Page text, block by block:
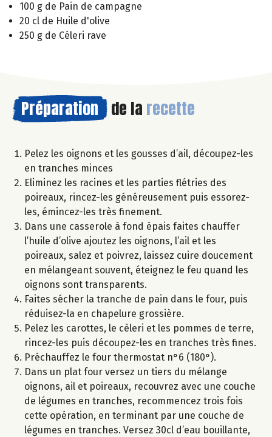
100 g de Pain de campagne
20 cl de Huile d'olive
250 g de Céleri rave
Préparation de la recette
Pelez les oignons et les gousses d’ail, découpez-les
en tranches minces
Eliminez les racines et les parties flétries des
poireaux, rincez-les généreusement puis essorez-
les, émincez-les très finement.
Dans une casserole à fond épais faites chauffer
l’huile d’olive ajoutez les oignons, l’ail et les
poireaux, salez et poivrez, laissez cuire doucement
en mélangeant souvent, éteignez le feu quand les
oignons sont transparents.
Faites sécher la tranche de pain dans le four, puis
réduisez-la en chapelure grossière.
Pelez les carottes, le cèleri et les pommes de terre,
rincez-les puis découpez-les en tranches très fines.
Préchauffez le four thermostat n°6 (180°).
Dans un plat four versez un tiers du mélange
oignons, ail et poireaux, recouvrez avec une couche
de légumes en tranches, recommencez trois fois
cette opération, en terminant par une couche de
légumes en tranches. Versez 30cl d’eau bouillante,